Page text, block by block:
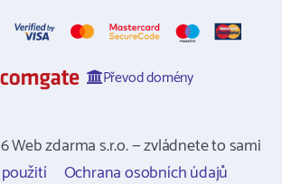
Převod domény
Web zdarma s.r.o. — zvládnete to sami
Ochrana osobních údajů